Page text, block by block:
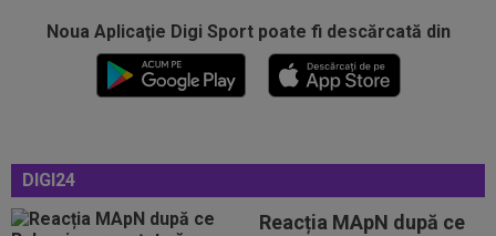
Noua Aplicaţie Digi Sport poate fi descărcată din
DIGI24
Reacția MApN după ce
E convins că poate câștiga Balonul de Aur! Rio
Ferdinand a făcut pariul: ”Voi...
15:03